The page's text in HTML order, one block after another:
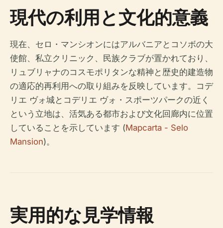
現代の利用と文化的意義
現在、セロ・マンシオンにはアルバニアとコソボの大
使館、私立クリニック、民族クラブが置かれており、
リュブリャナのコスモポリタンな精神と歴史的建造物
の適応的再利用への取り組みを反映しています。コデ
リエ ヴォ城とコデリエ ヴォ・スポーツパークの近く
という立地は、活気ある都市および文化回廊内に位置
していることを示しています (Mapcarta - Selo
Mansion)。
実用的な見学情報